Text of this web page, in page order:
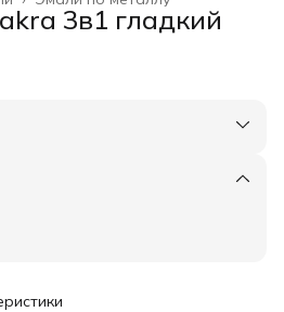
3в1 гладкий